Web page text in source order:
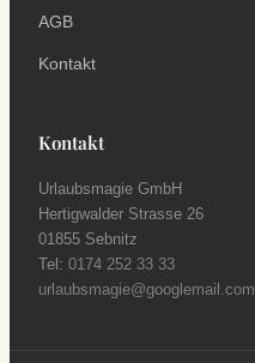
AGB
Kontakt
Kontakt
Urlaubsmagie GmbH
Hertigwalder Strasse 26
01855 Sebnitz
Tel: 0174 252 33 33
urlaubsmagie@googlemail.com